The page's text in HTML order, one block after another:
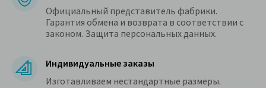
Официальный представитель фабрики.
Гарантия обмена и возврата в соответствии с
законом. Защита персональных данных.
Индивидуальные заказы
Изготавливаем нестандартные размеры.